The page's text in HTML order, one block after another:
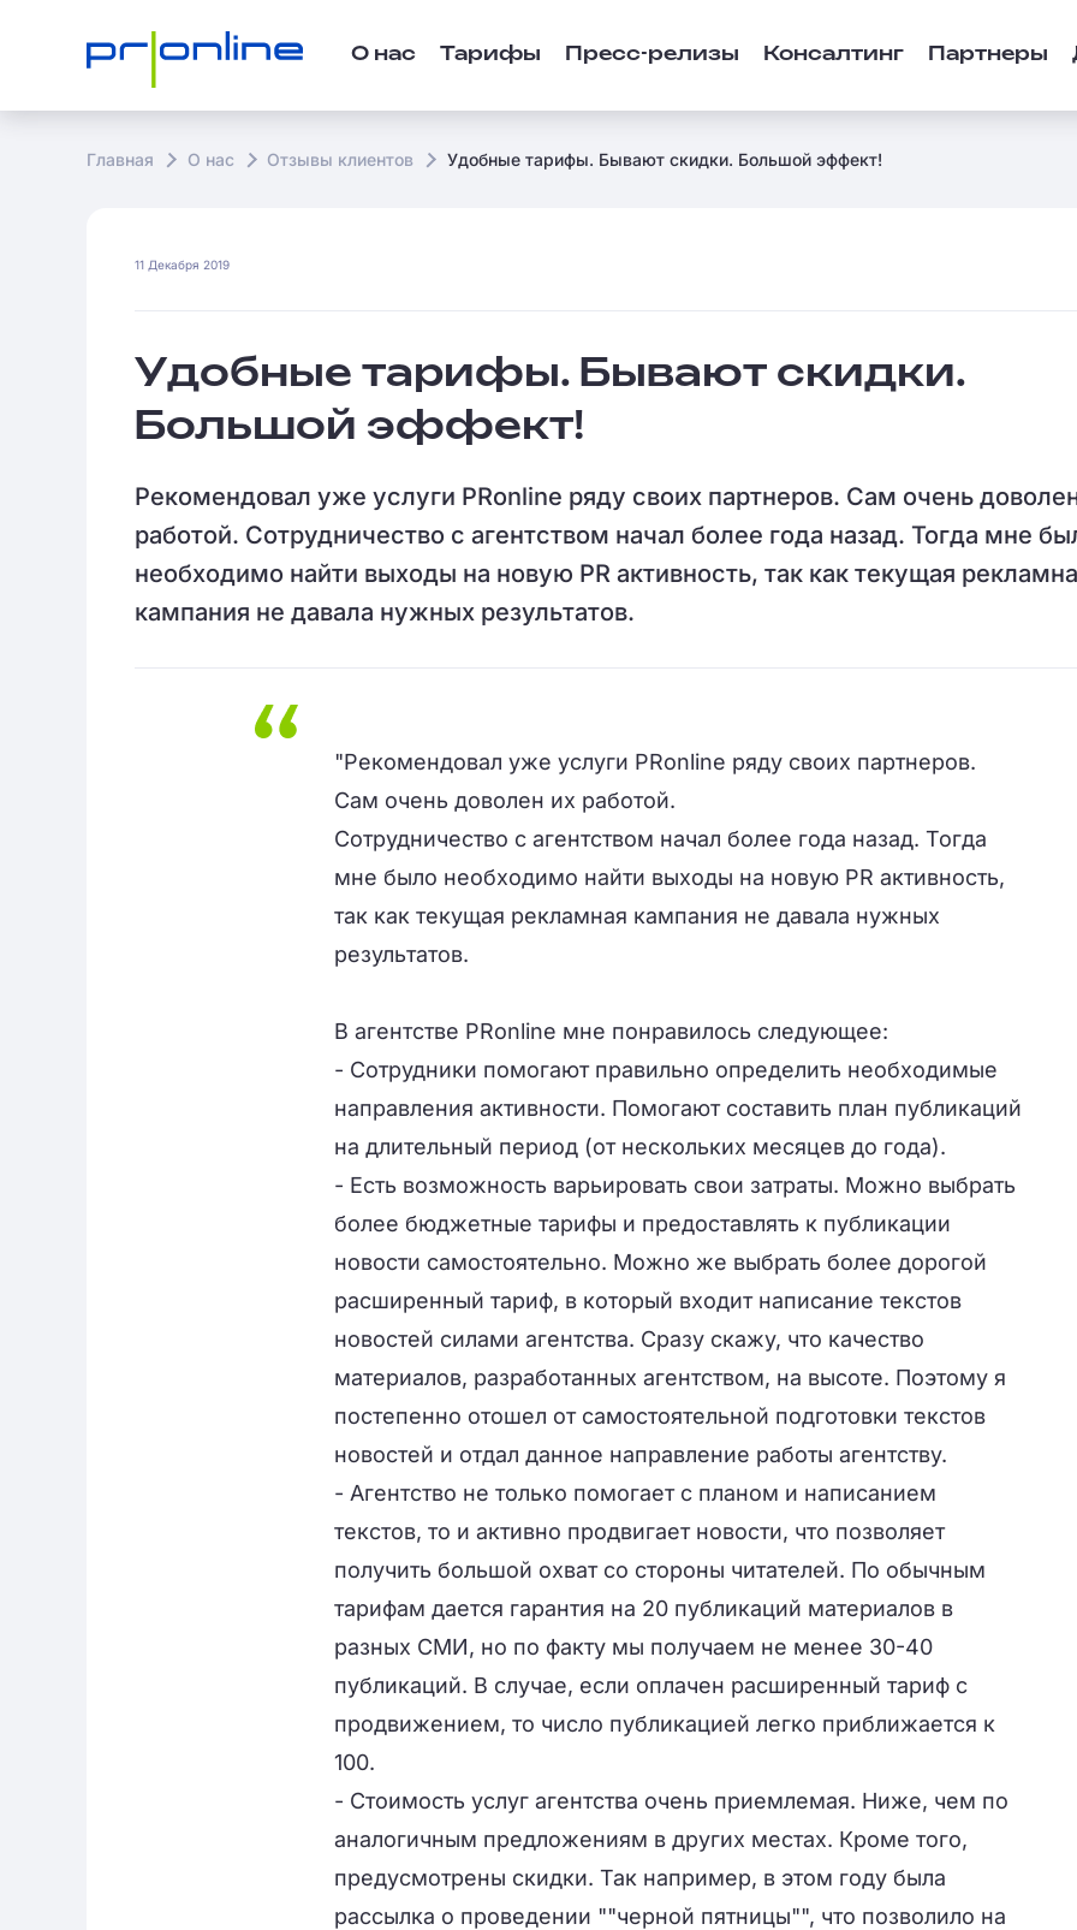
О нас Тарифы Пресс-релизы Консалтинг Партнеры
Главная О нас Отзывы клиентов Удобные тарифы. Бывают скидки. Большой эффект!
11 Декабря 2019
Удобные тарифы. Бывают скидки.
Большой эффект!
Рекомендовал уже услуги PRonline ряду своих партнеров. Сам очень
работой. Сотрудничество с агентством начал более года назад. Тогда мне
необходимо найти выходы на новую PR активность, так как текущая
кампания не давала нужных результатов.
"Рекомендовал уже услуги PRonline ряду своих партнеров.
Сам очень доволен их работой.
Сотрудничество с агентством начал более года назад. Тогда
мне было необходимо найти выходы на новую PR активность,
так как текущая рекламная кампания не давала нужных
результатов.
В агентстве PRonline мне понравилось следующее:
- Сотрудники помогают правильно определить необходимые
направления активности. Помогают составить план публикаций
на длительный период (от нескольких месяцев до года).
- Есть возможность варьировать свои затраты. Можно выбрать
более бюджетные тарифы и предоставлять к публикации
новости самостоятельно. Можно же выбрать более дорогой
расширенный тариф, в который входит написание текстов
новостей силами агентства. Сразу скажу, что качество
материалов, разработанных агентством, на высоте. Поэтому я
постепенно отошел от самостоятельной подготовки текстов
новостей и отдал данное направление работы агентству.
- Агентство не только помогает с планом и написанием
текстов, то и активно продвигает новости, что позволяет
получить большой охват со стороны читателей. По обычным
тарифам дается гарантия на 20 публикаций материалов в
разных СМИ, но по факту мы получаем не менее 30-40
публикаций. В случае, если оплачен расширенный тариф с
продвижением, то число публикацией легко приближается к
100.
- Стоимость услуг агентства очень приемлемая. Ниже, чем по
аналогичным предложениям в других местах. Кроме того,
предусмотрены скидки. Так например, в этом году была
рассылка о проведении ""черной пятницы"", что позволило на